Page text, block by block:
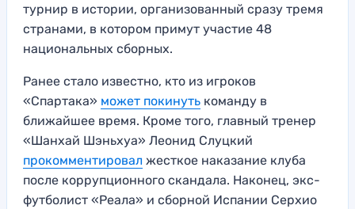
турнир в истории, организованный сразу тремя
странами, в котором примут участие 48
национальных сборных.
Ранее стало известно, кто из игроков
«Спартака» может покинуть команду в
ближайшее время. Кроме того, главный тренер
«Шанхай Шэньхуа» Леонид Слуцкий
прокомментировал жесткое наказание клуба
после коррупционного скандала. Наконец, экс-
футболист «Реала» и сборной Испании Серхио